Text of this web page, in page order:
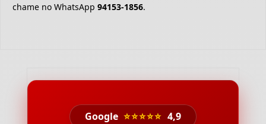
chame no WhatsApp 94153-1856.
Google ⭐⭐⭐⭐⭐ 4,9